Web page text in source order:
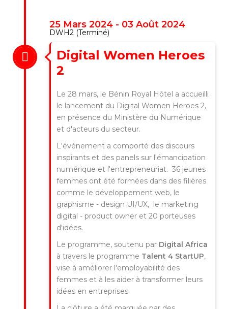
25 Mars 2024 - 03 Août 2024
DWH2 (Terminé)
Digital Women Heroes
2
Le 28 mars, le Bénin Royal Hôtel a accueilli
le lancement du Digital Women Heroes 2,
en présence du Ministère du Numérique
et d'acteurs du secteur.
L'événement a comporté des discours
inspirants et des panels sur l'émancipation
numérique et l'entrepreneuriat. 36 jeunes
femmes ont été formées dans des filières
comme le développement web, le
graphisme - design UI/UX, le marketing
digital - product owner et 20 porteuses
d'idées.
Le programme, soutenu par Digital Africa
à travers le programme Talent 4 StartUP,
vise à améliorer l'employabilité des
femmes et à les aider à transformer leurs
idées en entreprises.